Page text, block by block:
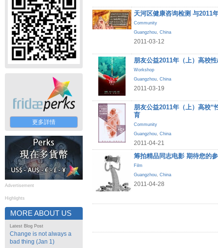
更多詳情
Advertisement
Highlights
MORE ABOUT US
Latest Blog Post
Change is not always a
bad thing (Jan 1)
天河区健康咨询检测 与2011
Community
Guangzhou, China
2011-03-12
朋友公益2011年（上）高校
Workshop
Guangzhou, China
2011-03-19
朋友公益2011年（上）高校“
育
Community
Guangzhou, China
2011-04-21
筹拍精品同志电影 期待您的
Film
Guangzhou, China
2011-04-28